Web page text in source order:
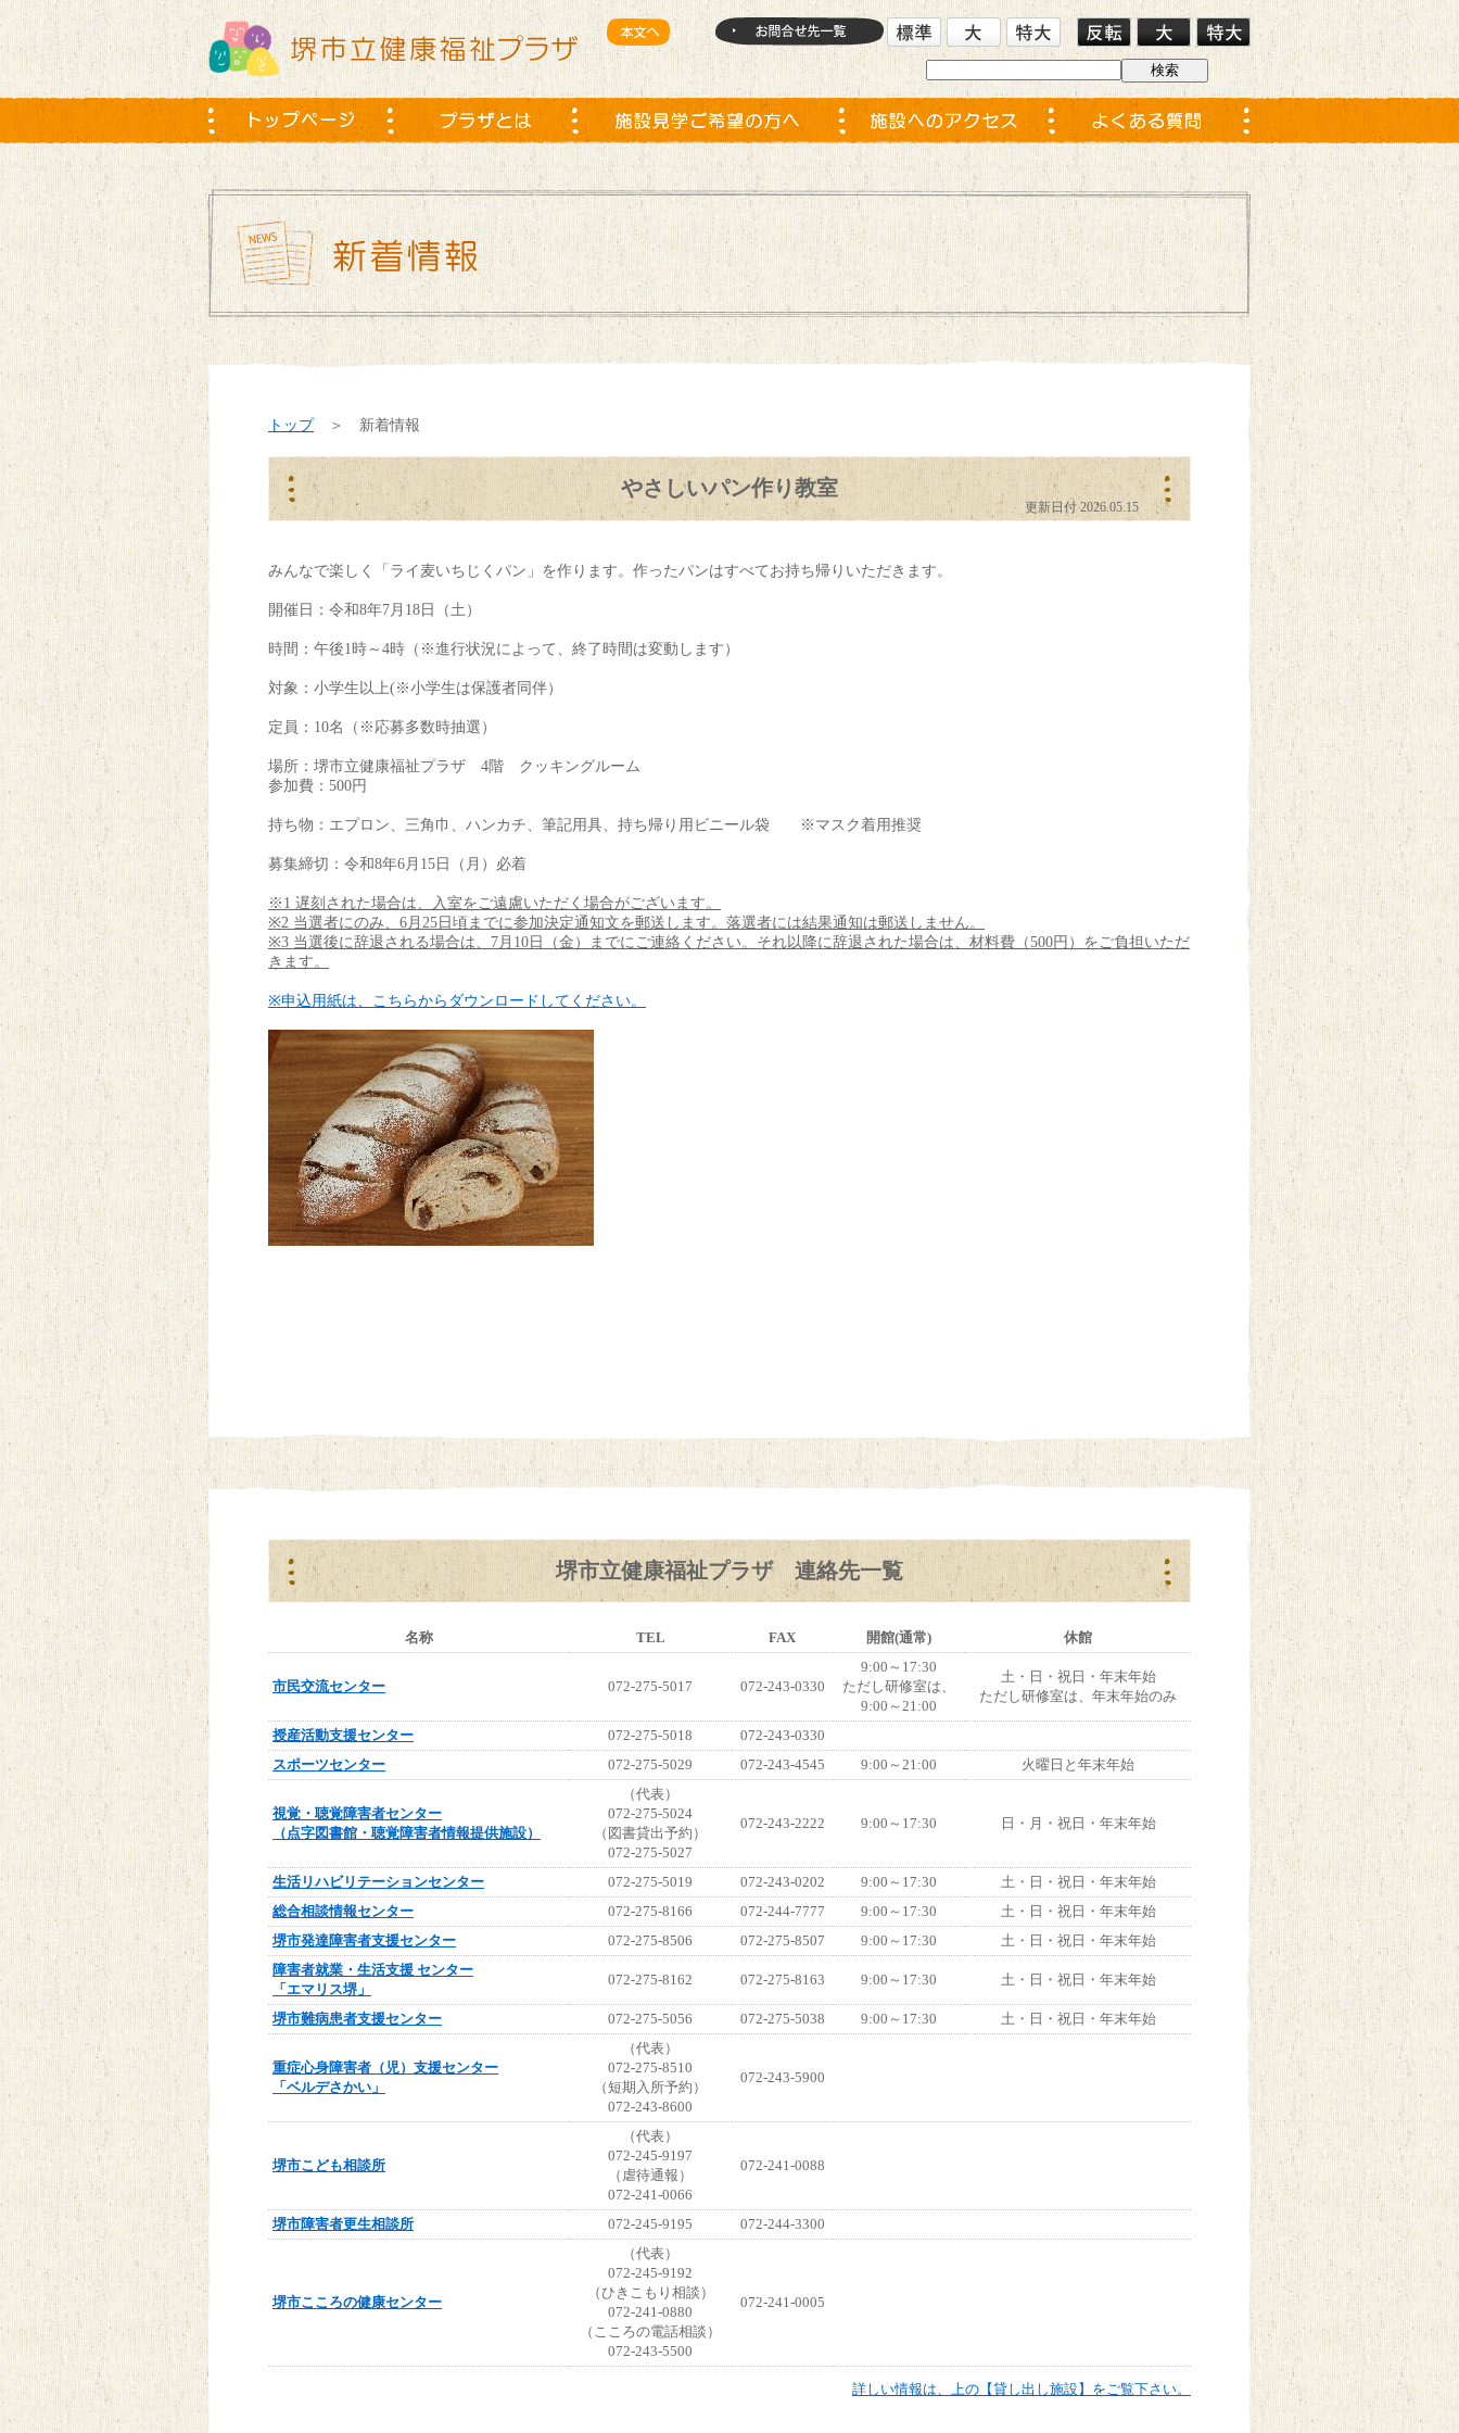
トップ＞ 新着情報
やさしいパン作り教室
更新日付 2026.05.15
みんなで楽しく「ライ麦いちじくパン」を作ります。作ったパンはすべてお持ち帰りいただきます。
開催日：令和8年7月18日（土）
時間：午後1時～4時（※進行状況によって、終了時間は変動します）
対象：小学生以上(※小学生は保護者同伴）
定員：10名（※応募多数時抽選）
場所：堺市立健康福祉プラザ 4階 クッキングルーム
参加費：500円
持ち物：エプロン、三角巾、ハンカチ、筆記用具、持ち帰り用ビニール袋 ※マスク着用推奨
募集締切：令和8年6月15日（月）必着
※1 遅刻された場合は、入室をご遠慮いただく場合がございます。
※2 当選者にのみ、6月25日頃までに参加決定通知文を郵送します。落選者には結果通知は郵送しません。
※3 当選後に辞退される場合は、7月10日（金）までにご連絡ください。それ以降に辞退された場合は、材料費（500円）をご負担いただ
きます。
※申込用紙は、こちらからダウンロードしてください。
堺市立健康福祉プラザ 連絡先一覧
名称 TEL FAX 開館(通常) 休館
市民交流センター 072-275-5017 072-243-0330
9:00～17:30
ただし研修室は、
9:00～21:00
土・日・祝日・年末年始
ただし研修室は、年末年始のみ
授産活動支援センター 072-275-5018
072-243-0330
スポーツセンター
072-275-5029 072-243-4545 9:00～21:00 火曜日と年末年始
視覚・聴覚障害者センター
（点字図書館・聴覚障害者情報提供施設）
（代表）
072-275-5024
（図書貸出予約）
072-275-5027
072-243-2222 9:00～17:30 日・月・祝日・年末年始
生活リハビリテーションセンター 072-275-5019 072-243-0202 9:00～17:30
土・日・祝日・年末年始
総合相談情報センター
072-275-8166 072-244-7777 9:00～17:30
土・日・祝日・年末年始
堺市発達障害者支援センター
072-275-8506 072-275-8507 9:00～17:30
土・日・祝日・年末年始
障害者就業・生活支援 センター
「エマリス堺」
072-275-8162 072-275-8163 9:00～17:30 土・日・祝日・年末年始
堺市難病患者支援センター 072-275-5056 072-275-5038 9:00～17:30 土・日・祝日・年末年始
重症心身障害者（児）支援センター
「ベルデさかい」
（代表）
072-275-8510
（短期入所予約）
072-243-8600
072-243-5900
堺市こども相談所
（代表）
072-245-9197
（虐待通報）
072-241-0066
072-241-0088
堺市障害者更生相談所 072-245-9195 072-244-3300
堺市こころの健康センター
（代表）
072-245-9192
（ひきこもり相談）
072-241-0880
（こころの電話相談）
072-243-5500
072-241-0005
詳しい情報は、上の【貸し出し施設】をご覧下さい。